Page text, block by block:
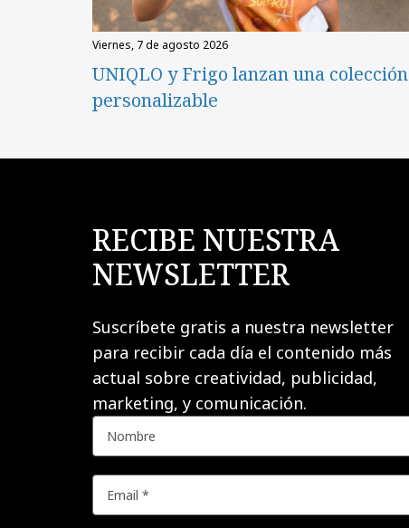
viernes, 7 de agosto 2026
UNIQLO y Frigo lanzan una colección
personalizable
RECIBE NUESTRA
NEWSLETTER
Suscríbete gratis a nuestra newsletter
para recibir cada día el contenido más
actual sobre creatividad, publicidad,
marketing, y comunicación.